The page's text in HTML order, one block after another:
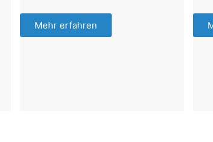
Mehr erfahren